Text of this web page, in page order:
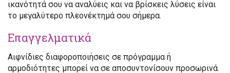
ικανότητά σου να αναλύεις και να βρίσκεις λύσεις είναι
το μεγαλύτερο πλεονέκτημά σου σήμερα.
Επαγγελματικά
Αιφνίδιες διαφοροποιήσεις σε πρόγραμμα ή
αρμοδιότητες μπορεί να σε αποσυντονίσουν προσωρινά.